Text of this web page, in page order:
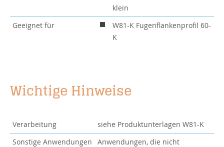
klein
Geeignet für
W81-K Fugenflankenprofil 60-
K
Wichtige Hinweise
Verarbeitung
siehe Produktunterlagen W81-K
Sonstige Anwendungen
Anwendungen, die nicht